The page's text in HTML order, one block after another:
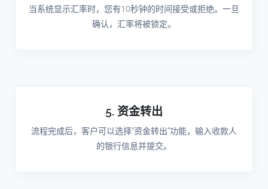
当系统显示汇率时，您有10秒钟的时间接受或拒绝。一旦
确认，汇率将被锁定。
5. 资金转出
流程完成后，客户可以选择“资金转出”功能，输入收款人
的银行信息并提交。